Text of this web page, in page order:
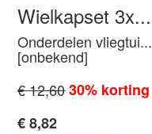
Wielkapset 3x...
Onderdelen vliegtui...
[onbekend]
€ 12,6030% korting
€ 8,82